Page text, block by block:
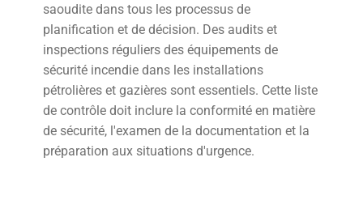
saoudite dans tous les processus de
planification et de décision. Des audits et
inspections réguliers des équipements de
sécurité incendie dans les installations
pétrolières et gazières sont essentiels. Cette liste
de contrôle doit inclure la conformité en matière
de sécurité, l'examen de la documentation et la
préparation aux situations d'urgence.